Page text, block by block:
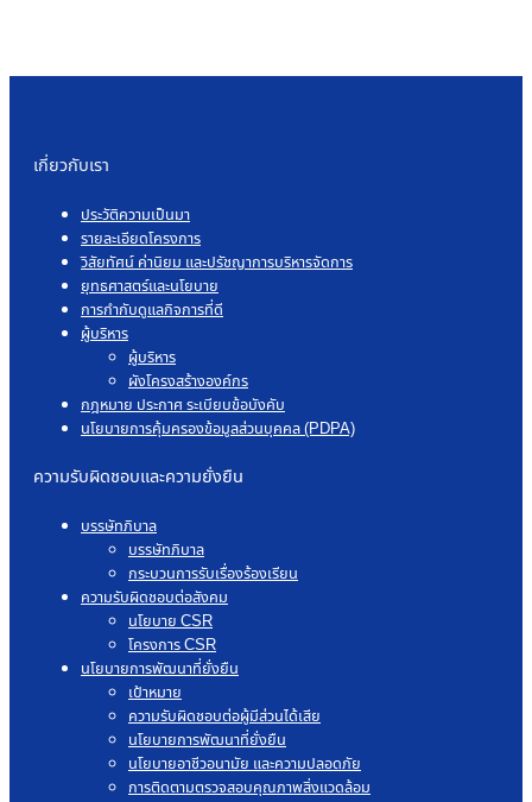
เกี่ยวกับเรา
ประวัติความเป็นมา
รายละเอียดโครงการ
วิสัยทัศน์ ค่านิยม และปรัชญาการบริหารจัดการ
ยุทธศาสตร์และนโยบาย
การกำกับดูแลกิจการที่ดี
ผู้บริหาร
ผู้บริหาร
ผังโครงสร้างองค์กร
กฎหมาย ประกาศ ระเบียบข้อบังคับ
นโยบายการคุ้มครองข้อมูลส่วนบุคคล (PDPA)
ความรับผิดชอบและความยั่งยืน
บรรษัทภิบาล
บรรษัทภิบาล
กระบวนการรับเรื่องร้องเรียน
ความรับผิดชอบต่อสังคม
นโยบาย CSR
โครงการ CSR
นโยบายการพัฒนาที่ยั่งยืน
เป้าหมาย
ความรับผิดชอบต่อผู้มีส่วนได้เสีย
นโยบายการพัฒนาที่ยั่งยืน
นโยบายอาชีวอนามัย และความปลอดภัย
การติดตามตรวจสอบคุณภาพสิ่งแวดล้อม